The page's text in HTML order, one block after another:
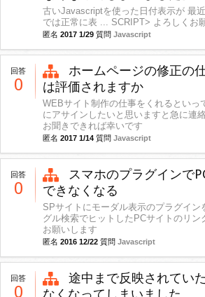
古いJavascriptを使った日付表示が 最
では正常に表 ... SCRIPT> よろしくお
匿名 2017 1/29 質問 Javascript
回答
0
ホームページの修正の
は評価されますか
WEBサイト制作の仕事をくれるといっ
にアサインしたいと思いますと急に連
お聞きできれば幸いです
匿名 2017 1/14 質問 Javascript
回答
0
スマホのプラグインで
できなくなる
SPサイトにモーダル表示のプラグイン
グル検索でヒットしたPCサイトのリン
お願いします
匿名 2016 12/22 質問 Javascript
回答
0
途中まで反映されてい
なくなってしまいました。